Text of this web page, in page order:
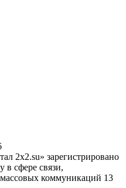
2x2.su» зарегистрировано
в сфере связи,
коммуникаций 13